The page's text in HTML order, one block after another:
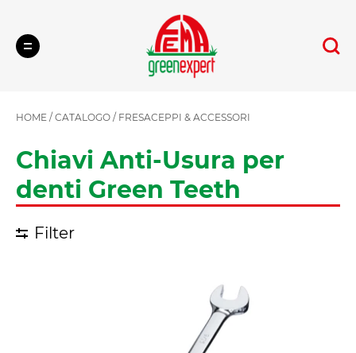
Cerca
HOME / CATALOGO / FRESACEPPI & ACCESSORI
Chiavi Anti-Usura per
denti Green Teeth
Filter